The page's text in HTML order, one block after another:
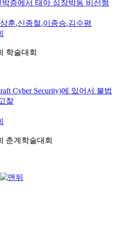
증에서 태아 심장박동 비선형
훈,신종철,이종승,김수평
학술대회
Cyber Security)에 있어서 불법
찰
춘계학술대회